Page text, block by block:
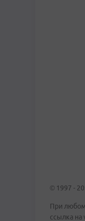
© 1997 -
При любом
ссылка на